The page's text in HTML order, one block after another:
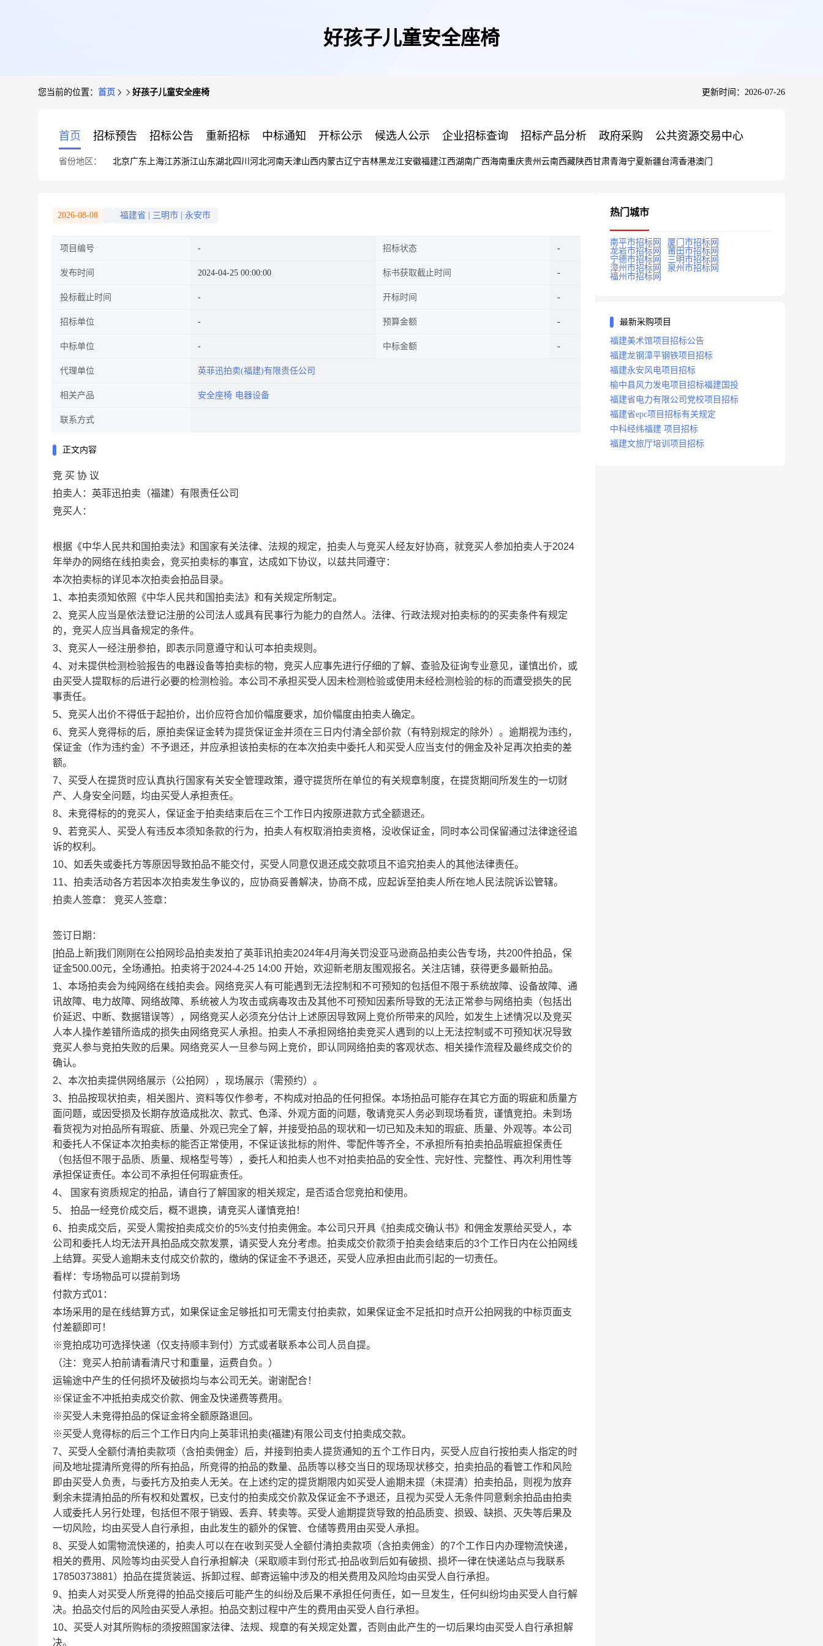
好孩子儿童安全座椅
您当前的位置： 首页 好孩子儿童安全座椅 更新时间：2026-07-26
首页 招标预告 招标公告 重新招标 中标通知 开标公示 候选人公示 企业招标查询 招标产品分析 政府采购 公共资源交易中心
省份地区： 北京广东 上海江苏浙江山东湖北四川 河北河南天津山西内蒙古辽宁吉林黑龙江安徽福建江西湖南广西海南重庆贵州 云南西藏陕西甘肃青海宁夏新疆台湾香港澳门
2026-08-08 福建省 三明市 永安市
项目编号 招标状态
发布时间 2024-04-25 00:00:00 标书获取截止时间
投标截止时间 开标时间
招标单位 预算金额
中标单位 中标金额
代理单位 英菲迅拍卖(福建)有限责任公司
相关产品 安全座椅 电器设备
联系方式
正文内容
竞 买 协 议
拍卖人：英菲迅拍卖（福建）有限责任公司
竞买人：
根据《中华人民共和国拍卖法》和国家有关法律、法规的规定，拍卖人与竞买人经友好协商，就竞买人参加拍卖人于2024
年举办的网络在线拍卖会，竞买拍卖标的事宜，达成如下协议，以兹共同遵守：
本次拍卖标的详见本次拍卖会拍品目录。
1、本拍卖须知依照《中华人民共和国拍卖法》和有关规定所制定。
2、竞买人应当是依法登记注册的公司法人或具有民事行为能力的自然人。法律、行政法规对拍卖标的的买卖条件有规定
的，竞买人应当具备规定的条件。
3、竞买人一经注册参拍，即表示同意遵守和认可本拍卖规则。
4、对未提供检测检验报告的电器设备等拍卖标的物，竞买人应事先进行仔细的了解、查验及征询专业意见，谨慎出价，或
由买受人提取标的后进行必要的检测检验。本公司不承担买受人因未检测检验或使用未经检测检验的标的而遭受损失的民
事责任。
5、竞买人出价不得低于起拍价，出价应符合加价幅度要求，加价幅度由拍卖人确定。
6、竞买人竞得标的后，原拍卖保证金转为提货保证金并须在三日内付清全部价款（有特别规定的除外）。逾期视为违约，
保证金（作为违约金）不予退还，并应承担该拍卖标的在本次拍卖中委托人和买受人应当支付的佣金及补足再次拍卖的差
额。
7、买受人在提货时应认真执行国家有关安全管理政策，遵守提货所在单位的有关规章制度，在提货期间所发生的一切财
产、人身安全问题，均由买受人承担责任。
8、未竞得标的的竞买人，保证金于拍卖结束后在三个工作日内按原进款方式全额退还。
9、若竞买人、买受人有违反本须知条款的行为，拍卖人有权取消拍卖资格，没收保证金，同时本公司保留通过法律途径追
诉的权利。
10、如丢失或委托方等原因导致拍品不能交付，买受人同意仅退还成交款项且不追究拍卖人的其他法律责任。
11、拍卖活动各方若因本次拍卖发生争议的，应协商妥善解决，协商不成，应起诉至拍卖人所在地人民法院诉讼管辖。
拍卖人签章： 竞买人签章：
签订日期：
[拍品上新]我们刚刚在公拍网珍品拍卖发拍了英菲讯拍卖2024年4月海关罚没亚马逊商品拍卖公告专场，共200件拍品，保
证金500.00元，全场通拍。拍卖将于2024-4-25 14:00 开始，欢迎新老朋友围观报名。关注店铺，获得更多最新拍品。
1、本场拍卖会为纯网络在线拍卖会。网络竞买人有可能遇到无法控制和不可预知的包括但不限于系统故障、设备故障、通
讯故障、电力故障、网络故障、系统被人为攻击或病毒攻击及其他不可预知因素所导致的无法正常参与网络拍卖（包括出
价延迟、中断、数据错误等），网络竞买人必须充分估计上述原因导致网上竞价所带来的风险，如发生上述情况以及竞买
人本人操作差错所造成的损失由网络竞买人承担。拍卖人不承担网络拍卖竞买人遇到的以上无法控制或不可预知状况导致
竞买人参与竞拍失败的后果。网络竞买人一旦参与网上竞价，即认同网络拍卖的客观状态、相关操作流程及最终成交价的
确认。
2、本次拍卖提供网络展示（公拍网），现场展示（需预约）。
3、拍品按现状拍卖，相关图片、资料等仅作参考，不构成对拍品的任何担保。本场拍品可能存在其它方面的瑕疵和质量方
面问题，或因受损及长期存放造成批次、款式、色泽、外观方面的问题，敬请竞买人务必到现场看货，谨慎竞拍。未到场
看货视为对拍品所有瑕疵、质量、外观已完全了解，并接受拍品的现状和一切已知及未知的瑕疵、质量、外观等。本公司
和委托人不保证本次拍卖标的能否正常使用，不保证该批标的附件、零配件等齐全，不承担所有拍卖拍品瑕疵担保责任
（包括但不限于品质、质量、规格型号等），委托人和拍卖人也不对拍卖拍品的安全性、完好性、完整性、再次利用性等
承担保证责任。本公司不承担任何瑕疵责任。
4、 国家有资质规定的拍品，请自行了解国家的相关规定，是否适合您竞拍和使用。
5、 拍品一经竞价成交后，概不退换，请竞买人谨慎竞拍！
6、拍卖成交后，买受人需按拍卖成交价的5%支付拍卖佣金。本公司只开具《拍卖成交确认书》和佣金发票给买受人，本
公司和委托人均无法开具拍品成交款发票，请买受人充分考虑。拍卖成交价款须于拍卖会结束后的3个工作日内在公拍网线
上结算。买受人逾期未支付成交价款的，缴纳的保证金不予退还，买受人应承担由此而引起的一切责任。
看样：专场物品可以提前到场
付款方式01：
本场采用的是在线结算方式，如果保证金足够抵扣可无需支付拍卖款，如果保证金不足抵扣时点开公拍网我的中标页面支
付差额即可！
※竞拍成功可选择快递（仅支持顺丰到付）方式或者联系本公司人员自提。
（注：竞买人拍前请看清尺寸和重量，运费自负。）
运输途中产生的任何损坏及破损均与本公司无关。谢谢配合！
※保证金不冲抵拍卖成交价款、佣金及快递费等费用。
※买受人未竞得拍品的保证金将全额原路退回。
※买受人竞得标的后三个工作日内向上英菲讯拍卖(福建)有限公司支付拍卖成交款。
7、买受人全额付清拍卖款项（含拍卖佣金）后，并接到拍卖人提货通知的五个工作日内，买受人应自行按拍卖人指定的时
间及地址提清所竞得的所有拍品，所竞得的拍品的数量、品质等以移交当日的现场现状移交，拍卖拍品的看管工作和风险
即由买受人负责，与委托方及拍卖人无关。在上述约定的提货期限内如买受人逾期未提（未提清）拍卖拍品，则视为放弃
剩余未提清拍品的所有权和处置权，已支付的拍卖成交价款及保证金不予退还，且视为买受人无条件同意剩余拍品由拍卖
人或委托人另行处理，包括但不限于销毁、丢弃、转卖等。买受人逾期提货导致的拍品质变、损毁、缺损、灭失等后果及
一切风险，均由买受人自行承担，由此发生的额外的保管、仓储等费用由买受人承担。
8、买受人如需物流快递的，拍卖人可以在在收到买受人全额付清拍卖款项（含拍卖佣金）的7个工作日内办理物流快递，
相关的费用、风险等均由买受人自行承担解决（采取顺丰到付形式-拍品收到后如有破损、损坏一律在快递站点与我联系
17850373881）拍品在提货装运、拆卸过程、邮寄运输中涉及的相关费用及风险均由买受人自行承担。
9、拍卖人对买受人所竞得的拍品交接后可能产生的纠纷及后果不承担任何责任，如一旦发生，任何纠纷均由买受人自行解
决。拍品交付后的风险由买受人承担。拍品交割过程中产生的费用由买受人自行承担。
10、买受人对其所购标的须按照国家法律、法规、规章的有关规定处置，否则由此产生的一切后果均由买受人自行承担解
决。
热门城市
南平市招标网
厦门市招标网
龙岩市招标网
莆田市招标网
宁德市招标网
三明市招标网
漳州市招标网
泉州市招标网
福州市招标网
最新采购项目
福建美术馆项目招标公告
福建龙钢漳平钢铁项目招标
福建永安风电项目招标
榆中县风力发电项目招标福建国投
福建省电力有限公司党校项目招标
福建省epc项目招标有关规定
中科经纬福建 项目招标
福建文旅厅培训项目招标